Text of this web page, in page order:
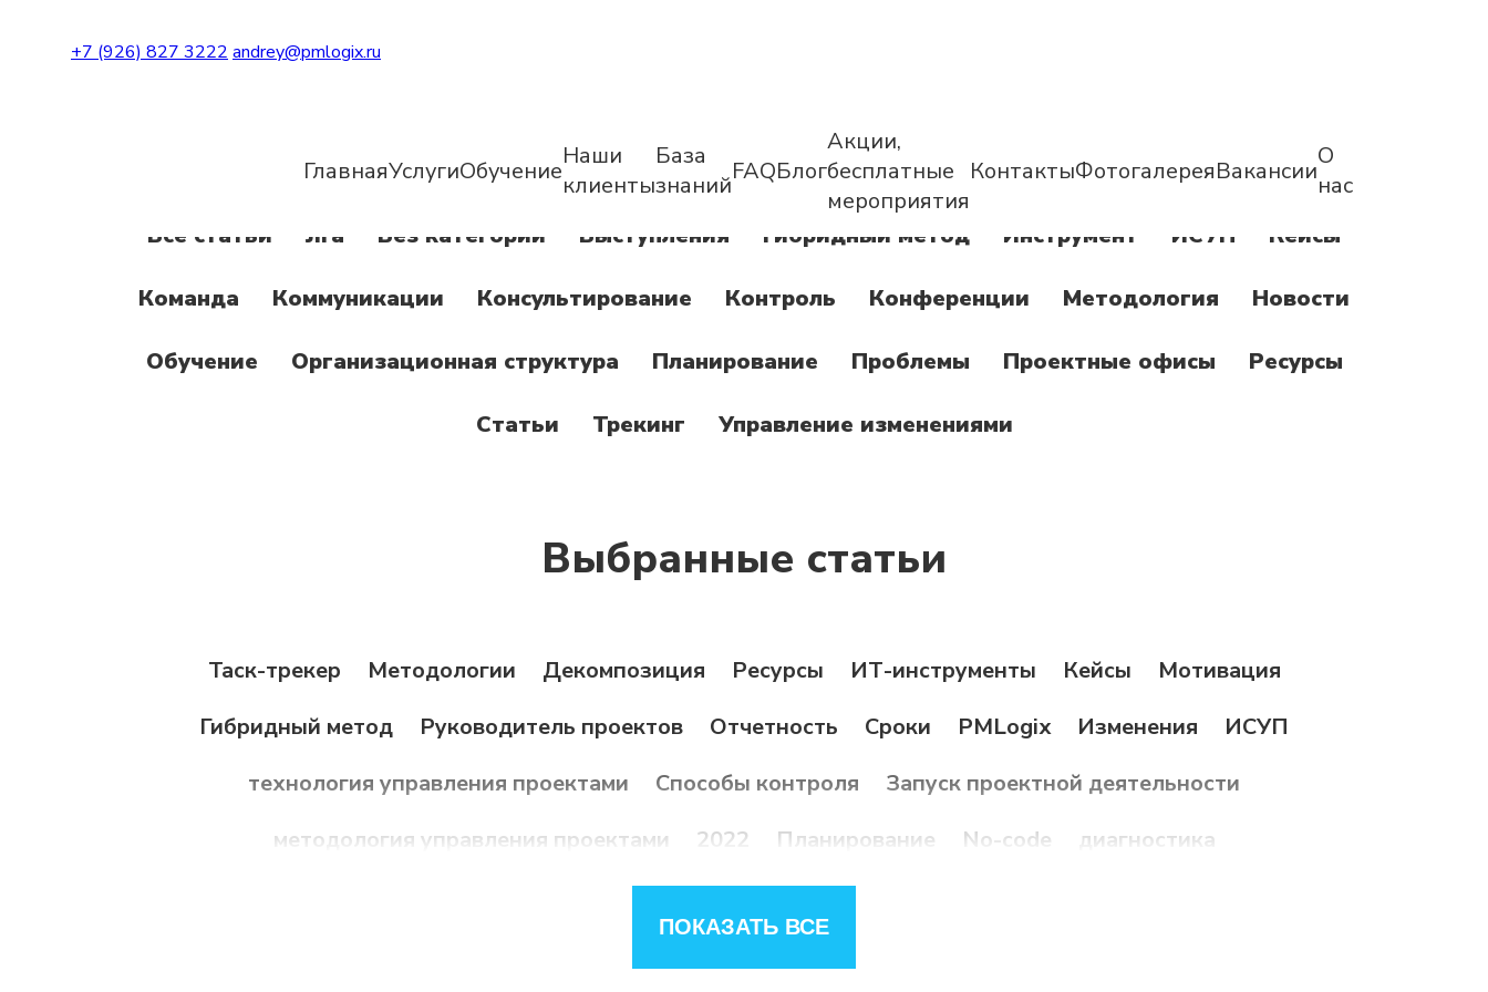
+7 (926) 827 3222 andrey@pmlogix.ru
ГлавнаяУслугиОбучениеНаши
клиенты
База
знанийFAQБлог
Акции,
бесплатные
мероприятия
КонтактыФотогалереяВакансииО
нас
Все статьи
Jira Без категории Выступления Гибридный метод Инструмент ИСУП Кейсы
Команда Коммуникации Консультирование Контроль Конференции Методология Новости
Обучение Организационная структура Планирование Проблемы Проектные офисы Ресурсы
Статьи Трекинг Управление изменениями
Выбранные статьи
Таск-трекер Методологии Декомпозиция Ресурсы ИТ-инструменты Кейсы
Мотивация
Гибридный метод
Руководитель проектов Отчетность Сроки PMLogix Изменения
ИСУП
технология управления проектами
Способы контроля
Запуск проектной деятельности
методология управления проектами
2022 Планирование No-code
диагностика
ПОКАЗАТЬ ВСЕ